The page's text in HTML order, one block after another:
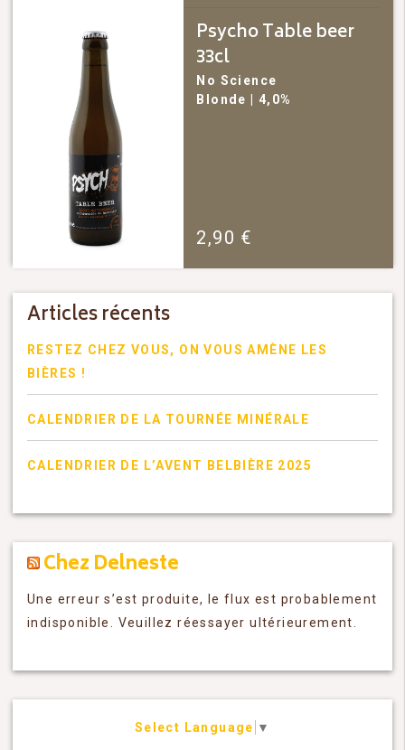
Psycho Table beer
33cl
No Science
Blonde
| 4,0%
2,90 €
Articles récents
RESTEZ CHEZ VOUS, ON VOUS AMÈNE LES
BIÈRES !
CALENDRIER DE LA TOURNÉE MINÉRALE
CALENDRIER DE L’AVENT BELBIÈRE 2025
Chez Delneste
Une erreur s’est produite, le flux est probablement
indisponible. Veuillez réessayer ultérieurement.
Select Language ▼